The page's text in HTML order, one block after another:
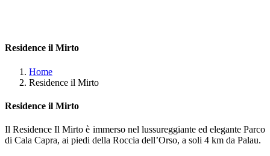
Residence il Mirto
Home
Residence il Mirto
Residence il Mirto
Il Residence Il Mirto è immerso nel lussureggiante ed elegante Parco
di Cala Capra, ai piedi della Roccia dell’Orso, a soli 4 km da Palau.